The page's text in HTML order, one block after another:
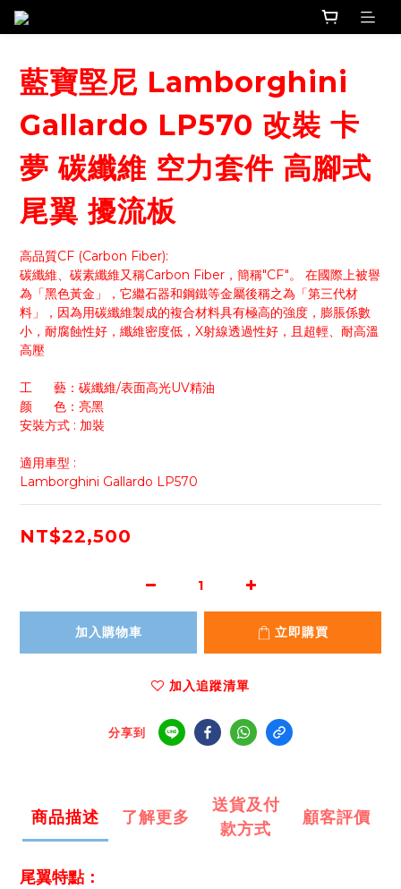
藍寶堅尼 Lamborghini
Gallardo LP570 改裝 卡
夢 碳纖維 空力套件 高腳式
尾翼 擾流板
高品質CF (Carbon Fiber):
碳纖維、碳素纖維又稱Carbon Fiber，簡稱"CF"。 在國際上被譽
為「黑色黃金」，它繼石器和鋼鐵等金屬後稱之為「第三代材
料」，因為用碳纖維製成的複合材料具有極高的強度，膨脹係數
小，耐腐蝕性好，纖維密度低，X射線透過性好，且超輕、耐高溫
高壓
工      藝：碳纖維/表面高光UV精油
颜      色：亮黑
安裝方式 : 加裝
適用車型 :
Lamborghini Gallardo LP570
NT$22,500
加入購物車 立即購買
加入追蹤清單
分享到
商品描述 了解更多
送貨及付
款方式
顧客評價
尾翼特點：